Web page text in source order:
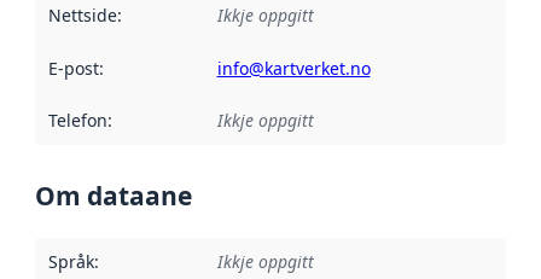
Nettside: Ikkje oppgitt
E-post: info@kartverket.no
Telefon: Ikkje oppgitt
Om dataane
Språk: Ikkje oppgitt